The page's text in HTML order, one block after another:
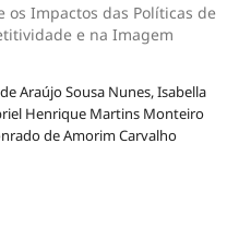
os Impactos das Políticas de
e na Imagem
Araújo Sousa Nunes, Isabella
Henrique Martins Monteiro
de Amorim Carvalho